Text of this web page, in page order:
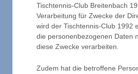
Tischtennis-Club Breitenbach
Verarbeitung für Zwecke der
wird der Tischtennis-Club 1992
die personenbezogenen Daten
diese Zwecke verarbeiten.
Zudem hat die betroffene